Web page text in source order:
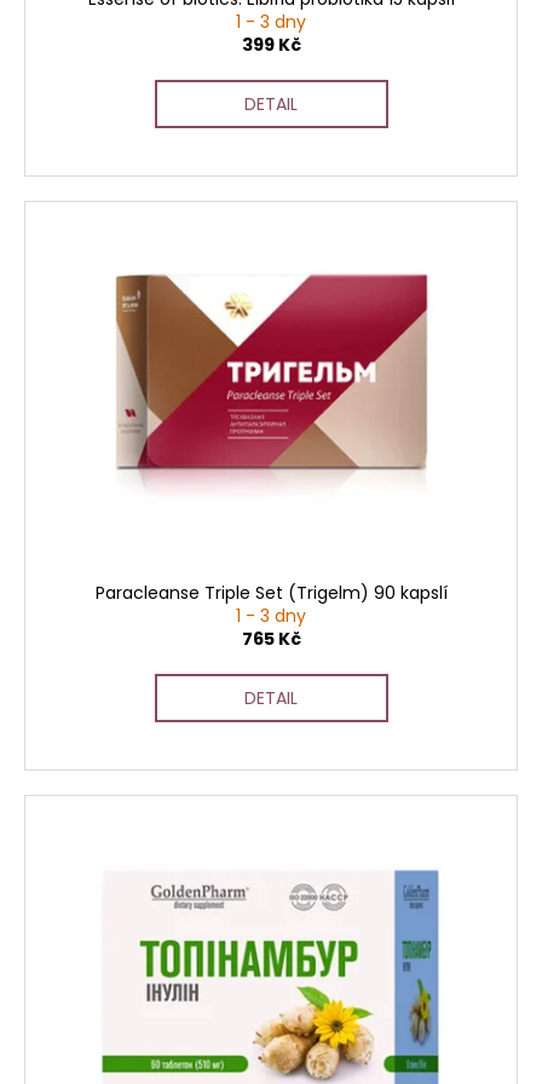
1 - 3 dny
399 Kč
DETAIL
Paracleanse Triple Set (Trigelm) 90 kapslí
1 - 3 dny
765 Kč
DETAIL